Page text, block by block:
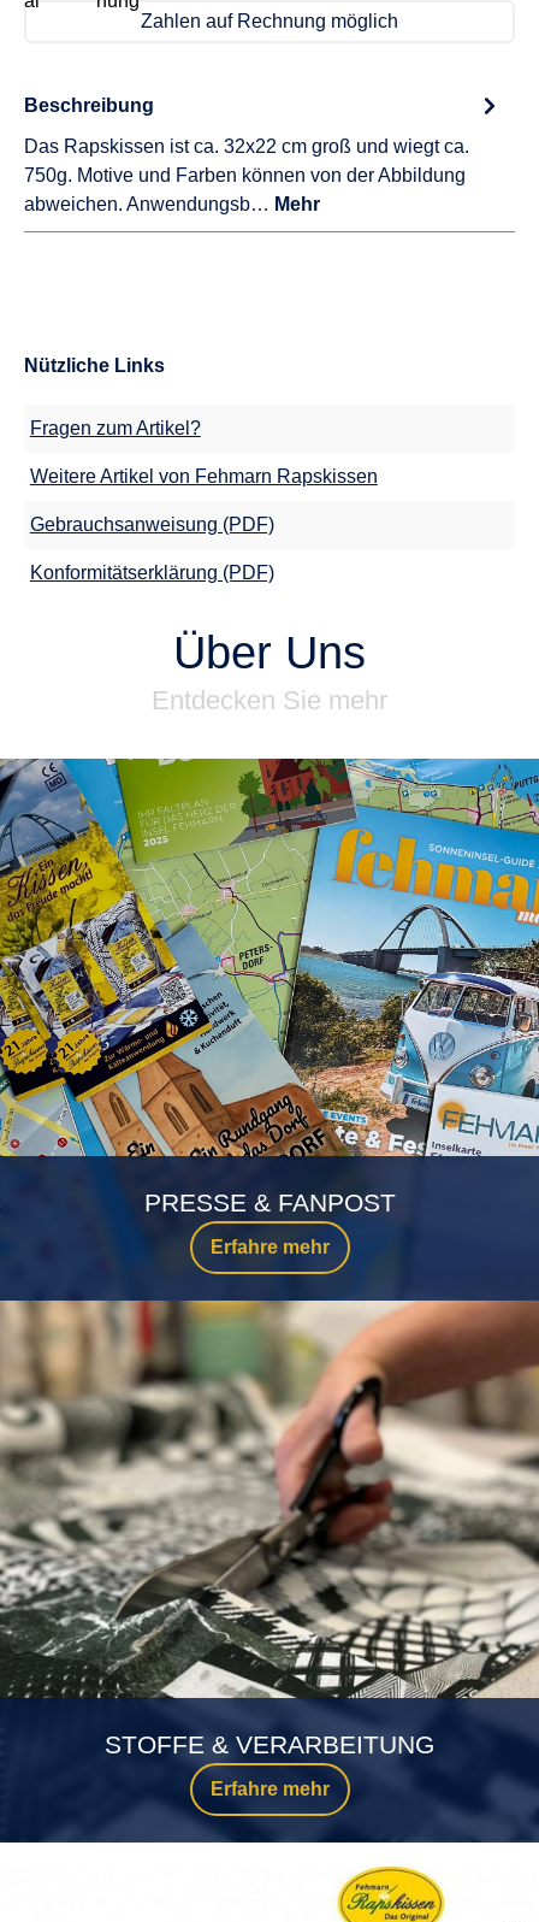
Zahlen auf Rechnung möglich
Beschreibung
Das Rapskissen ist ca. 32x22 cm groß und wiegt ca.
750g. Motive und Farben können von der Abbildung
abweichen. Anwendungsb… Mehr
Nützliche Links
Fragen zum Artikel?
Weitere Artikel von Fehmarn Rapskissen
Gebrauchsanweisung (PDF)
Konformitätserklärung (PDF)
Über Uns
Entdecken Sie mehr
Erfahre mehr
PRESSE & FANPOST
Erfahre mehr
STOFFE & VERARBEITUNG